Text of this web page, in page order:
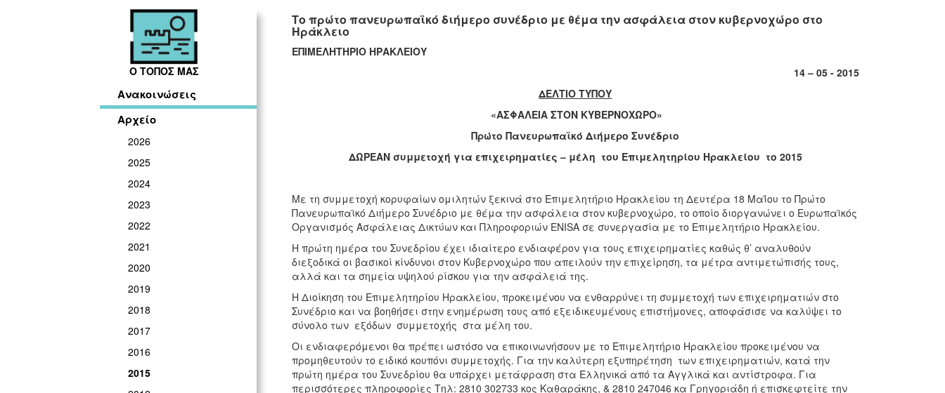
Ο ΤΟΠΟΣ ΜΑΣ
Ανακοινώσεις
Αρχείο
2026
2025
2024
2023
2022
2021
2020
2019
2018
2017
2016
2015
Το πρώτο πανευρωπαϊκό διήμερο συνέδριο με θέμα την ασφάλεια στον κυβερνοχώρο στο
Ηράκλειο
ΕΠΙΜΕΛΗΤΗΡΙΟ ΗΡΑΚΛΕΙΟΥ
14– 05 - 2015
ΔΕΛΤΙΟ ΤΥΠΟΥ
«ΑΣΦΑΛΕΙΑ ΣΤΟΝ ΚΥΒΕΡΝΟΧΩΡΟ»
Πρώτο Πανευρωπαϊκό Διήμερο Συνέδριο
ΔΩΡΕΑΝ συμμετοχή για επιχειρηματίες – μέλη του Επιμελητηρίου Ηρακλείου το 2015
Με τη συμμετοχή κορυφαίων ομιλητών ξεκινά στο Επιμελητήριο Ηρακλείου τη Δευτέρα 18 Μαΐου το Πρώτο
Πανευρωπαϊκό Διήμερο Συνέδριο με θέμα την ασφάλεια στον κυβερνοχώρο, το οποίο διοργανώνει ο Ευρωπαϊκός
Οργανισμός Ασφάλειας Δικτύων και Πληροφοριών ENISA σε συνεργασία με το Επιμελητήριο Ηρακλείου.
Η πρώτη ημέρα του Συνεδρίου έχει ιδιαίτερο ενδιαφέρον για τους επιχειρηματίες καθώς θ’ αναλυθούν
διεξοδικά οι βασικοί κίνδυνοι στον Κυβερνοχώρο που απειλούν την επιχείρηση, τα μέτρα αντιμετώπισής τους,
αλλά και τα σημεία υψηλού ρίσκου για την ασφάλειά της.
Η Διοίκηση του Επιμελητηρίου Ηρακλείου, προκειμένου να ενθαρρύνει τη συμμετοχή των επιχειρηματιών στο
Συνέδριο και να βοηθήσει στην ενημέρωση τους από εξειδικευμένους επιστήμονες, αποφάσισε να καλύψει το
σύνολο των εξόδων συμμετοχής στα μέλη του.
Οι ενδιαφερόμενοι θα πρέπει ωστόσο να επικοινωνήσουν με το Επιμελητήριο Ηρακλείου προκειμένου να
προμηθευτούν το ειδικό κουπόνι συμμετοχής. Για την καλύτερη εξυπηρέτηση των επιχειρηματιών, κατά την
πρώτη ημέρα του Συνεδρίου θα υπάρχει μετάφραση στα Ελληνικά από τα Αγγλικά και αντίστροφα. Για
περισσότερες πληροφορίες Τηλ: 2810 302733 κος Καθαράκης, & 2810 247046 κα Γρηγοριάδη ή επισκεφτείτε την